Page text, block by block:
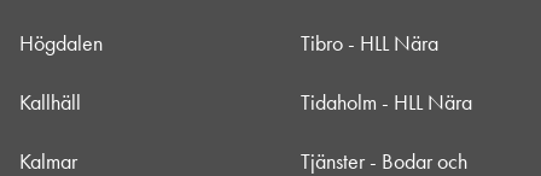
Högdalen
Kallhäll
Kalmar
Tibro - HLL Nära
Tidaholm - HLL Nära
Tjänster - Bodar och